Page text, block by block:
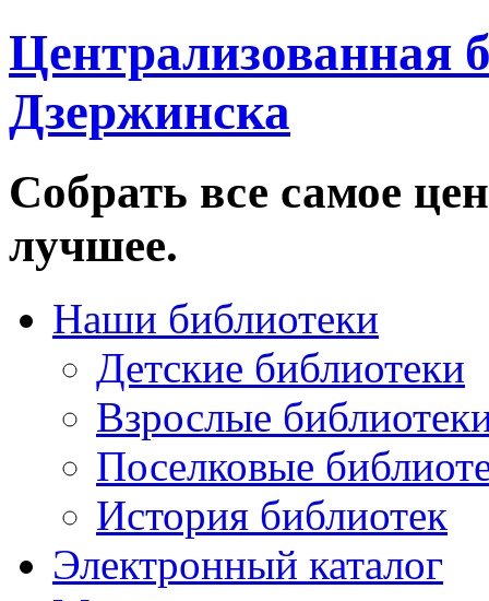
Централизованная
Дзержинска
Собрать все самое
лучшее.
Наши библиотеки
Детские библиотеки
Взрослые
Поселковые
История библиотек
Электронный каталог